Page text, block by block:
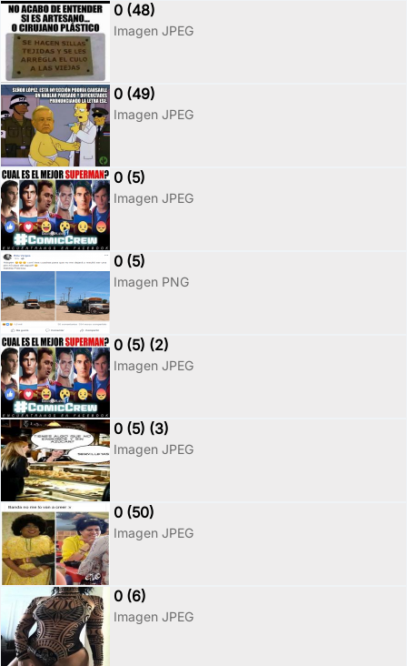
0 (48)
Imagen JPEG
0 (49)
Imagen JPEG
0 (5)
Imagen JPEG
0 (5)
Imagen PNG
0 (5) (2)
Imagen JPEG
0 (5) (3)
Imagen JPEG
0 (50)
Imagen JPEG
0 (6)
Imagen JPEG